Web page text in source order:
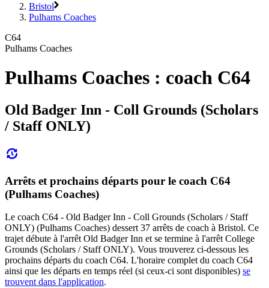
Bristol
Pulhams Coaches
C64
Pulhams Coaches
Pulhams Coaches : coach C64
Old Badger Inn - Coll Grounds (Scholars
/ Staff ONLY)
Arrêts et prochains départs pour le coach C64
(Pulhams Coaches)
Le coach C64 - Old Badger Inn - Coll Grounds (Scholars / Staff
ONLY) (Pulhams Coaches) dessert 37 arrêts de coach à Bristol. Ce
trajet débute à l'arrêt Old Badger Inn et se termine à l'arrêt College
Grounds (Scholars / Staff ONLY). Vous trouverez ci-dessous les
prochains départs du coach C64. L'horaire complet du coach C64
ainsi que les départs en temps réel (si ceux-ci sont disponibles) se
trouvent dans l'application.